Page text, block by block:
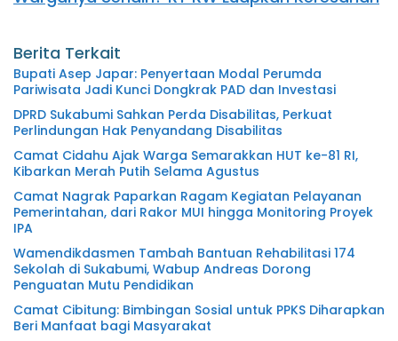
Berita Terkait
Bupati Asep Japar: Penyertaan Modal Perumda
Pariwisata Jadi Kunci Dongkrak PAD dan Investasi
DPRD Sukabumi Sahkan Perda Disabilitas, Perkuat
Perlindungan Hak Penyandang Disabilitas
Camat Cidahu Ajak Warga Semarakkan HUT ke-81 RI,
Kibarkan Merah Putih Selama Agustus
Camat Nagrak Paparkan Ragam Kegiatan Pelayanan
Pemerintahan, dari Rakor MUI hingga Monitoring Proyek
IPA
Wamendikdasmen Tambah Bantuan Rehabilitasi 174
Sekolah di Sukabumi, Wabup Andreas Dorong
Penguatan Mutu Pendidikan
Camat Cibitung: Bimbingan Sosial untuk PPKS Diharapkan
Beri Manfaat bagi Masyarakat